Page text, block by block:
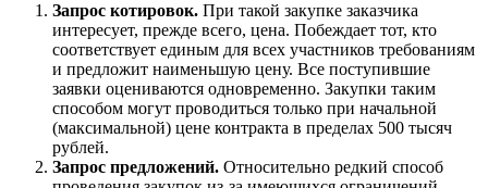
Запрос котировок. При такой закупке заказчика
интересует, прежде всего, цена. Побеждает тот, кто
соответствует единым для всех участников требованиям
и предложит наименьшую цену. Все поступившие
заявки оцениваются одновременно. Закупки таким
способом могут проводиться только при начальной
(максимальной) цене контракта в пределах 500 тысяч
рублей.
Запрос предложений. Относительно редкий способ